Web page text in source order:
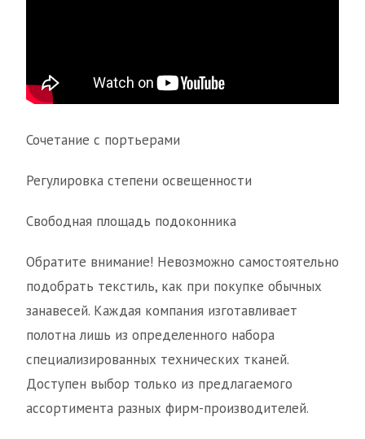
Сочетание с портьерами
Регулировка степени освещенности
Свободная площадь подоконника
Обратите внимание! Невозможно самостоятельно
подобрать текстиль, как при покупке обычных
занавесей. Каждая компания изготавливает
полотна лишь из определенного набора
специализированных технических тканей.
Доступен выбор только из предлагаемого
ассортимента разных фирм-производителей.